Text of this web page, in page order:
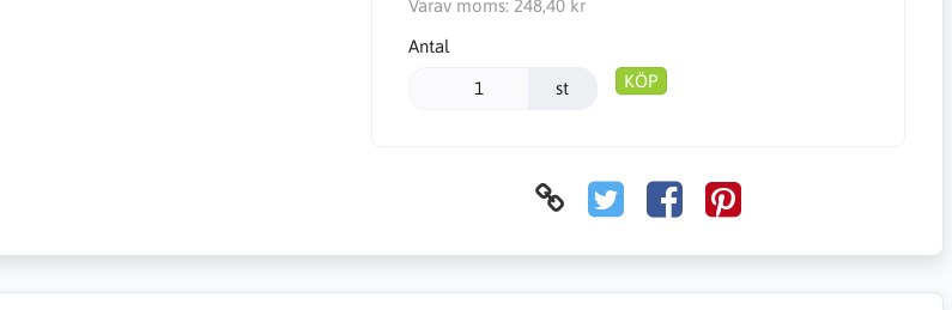
Varav moms: 248,40 kr
Antal
st KÖP